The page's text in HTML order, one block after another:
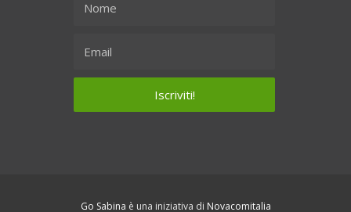
Go Sabina è una iniziativa di Novacomitalia